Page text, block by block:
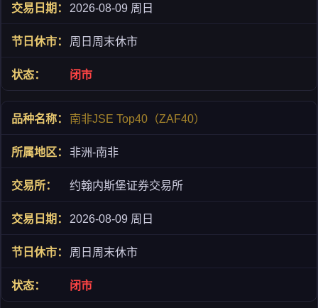
2026-08-09 周日
周日周末休市
闭市
南非JSE Top40（ZAF40）
非洲-南非
约翰内斯堡证券交易所
2026-08-09 周日
周日周末休市
闭市